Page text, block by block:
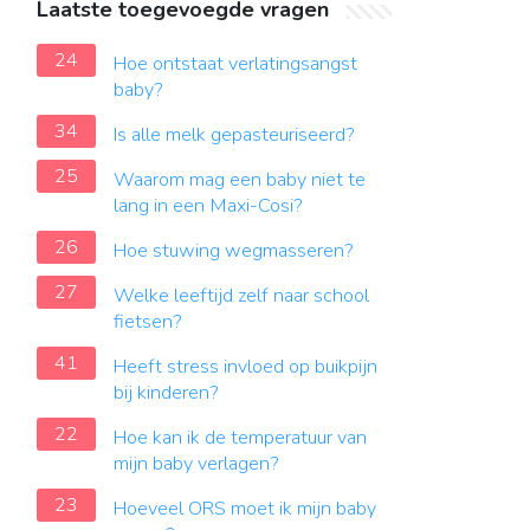
Laatste toegevoegde vragen
24
Hoe ontstaat verlatingsangst
baby?
34
Is alle melk gepasteuriseerd?
25
Waarom mag een baby niet te
lang in een Maxi-Cosi?
26
Hoe stuwing wegmasseren?
27
Welke leeftijd zelf naar school
fietsen?
41
Heeft stress invloed op buikpijn
bij kinderen?
22
Hoe kan ik de temperatuur van
mijn baby verlagen?
23
Hoeveel ORS moet ik mijn baby